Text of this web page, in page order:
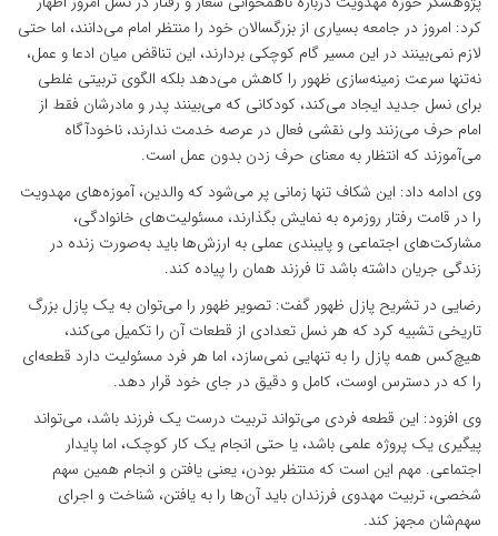
کرد: امروز در جامعه بسیاری از بزرگسالان خود را منتظر امام می‌دانند، اما حتی
لازم نمی‌بینند در این مسیر گام کوچکی بردارند، این تناقض میان ادعا و عمل،
نه‌تنها سرعت زمینه‌سازی ظهور را کاهش می‌دهد بلکه الگوی تربیتی غلطی
برای نسل جدید ایجاد می‌کند، کودکانی که می‌بینند پدر و مادرشان فقط از
امام حرف می‌زنند ولی نقشی فعال در عرصه خدمت ندارند، ناخودآگاه
می‌آموزند که انتظار به معنای حرف زدن بدون عمل است.
وی ادامه داد: این شکاف تنها زمانی پر می‌شود که والدین، آموزه‌های مهدویت
را در قامت رفتار روزمره به نمایش بگذارند، مسئولیت‌های خانوادگی،
مشارکت‌های اجتماعی و پایبندی عملی به ارزش‌ها باید به‌صورت زنده در
زندگی جریان داشته باشد تا فرزند همان را پیاده کند.
رضایی در تشریح پازل ظهور گفت: تصویر ظهور را می‌توان به یک پازل بزرگ
تاریخی تشبیه کرد که هر نسل تعدادی از قطعات آن را تکمیل می‌کند،
هیچ‌کس همه پازل را به تنهایی نمی‌سازد، اما هر فرد مسئولیت دارد قطعه‌ای
را که در دسترس اوست، کامل و دقیق در جای خود قرار دهد.
وی افزود: این قطعه فردی می‌تواند تربیت درست یک فرزند باشد، می‌تواند
پیگیری یک پروژه علمی باشد، یا حتی انجام یک کار کوچک، اما پایدار
اجتماعی. مهم این است که منتظر بودن، یعنی یافتن و انجام همین سهم
شخصی، تربیت مهدوی فرزندان باید آن‌ها را به یافتن، شناخت و اجرای
سهم‌شان مجهز کند.